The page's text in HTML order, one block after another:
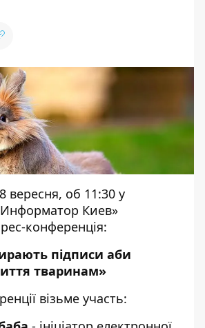
вересня, об 11:30 у
Киев»
конференція:
підписи аби
тваринам»
візьме участь: